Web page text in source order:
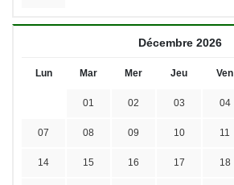
Décembre 2026
Lun Mar Mer Jeu Ven
01 02 03 04
07 08 09 10 11
14 15 16 17 18